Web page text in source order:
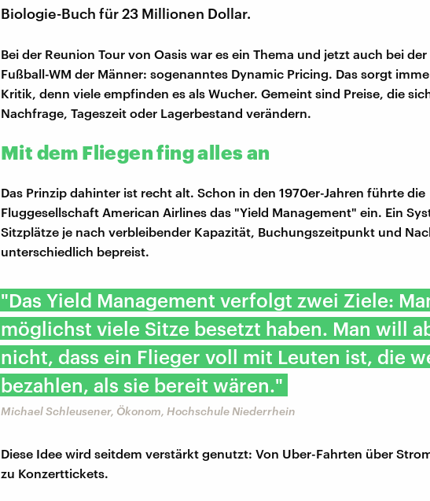
Biologie-Buch für 23 Millionen Dollar.
Bei der Reunion Tour von Oasis war es ein Thema und jetzt auch bei der
Fußball-WM der Männer: sogenanntes Dynamic Pricing. Das sorgt
Kritik, denn viele empfinden es als Wucher. Gemeint sind Preise, die
Nachfrage, Tageszeit oder Lagerbestand verändern.
Mit dem Fliegen fing alles an
Das Prinzip dahinter ist recht alt. Schon in den 1970er-Jahren führte die
Fluggesellschaft American Airlines das "Yield Management" ein. Ein
Sitzplätze je nach verbleibender Kapazität, Buchungszeitpunkt und
unterschiedlich bepreist.
"Das Yield Management verfolgt zwei Ziele:
möglichst viele Sitze besetzt haben. Man will
nicht, dass ein Flieger voll mit Leuten ist, die
bezahlen, als sie bereit wären."
Michael Schleusener, Ökonom, Hochschule Niederrhein
Diese Idee wird seitdem verstärkt genutzt: Von Uber-Fahrten über
zu Konzerttickets.